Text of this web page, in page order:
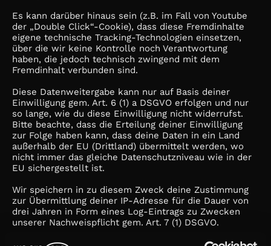
Es kann darüber hinaus sein (z.B. im Fall von Youtube
der „Double Click“-Cookie), dass diese Fremdinhalte
eigene technische Tracking-Technologien einsetzen,
über die wir keine Kontrolle noch Verantwortung
haben, die jedoch technisch zwingend mit dem
Fremdinhalt verbunden sind.
Diese Datenweitergabe kann nur auf Basis deiner
Einwilligung gem. Art. 6 (1) a DSGVO erfolgen und nur
so lange, wie du diese Einwilligung nicht widerrufst.
Bitte beachte, dass die Erteilung deiner Einwilligung
zur Folge haben kann, dass deine Daten in ein Land
außerhalb der EU (Drittland) übermittelt werden, wo
nicht immer das gleiche Datenschutzniveau wie in der
EU sichergestellt ist.
Wir speichern in zu diesem Zweck deine Zustimmung
zur Übermittlung deiner IP-Adresse für die Dauer von
drei Jahren in Form eines Log-Eintrags zu Zwecken
unserer Nachweispflicht gem. Art. 7 (1) DSGVO.